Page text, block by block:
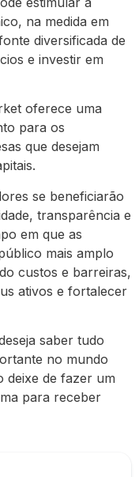
na medida em
diversificada de
e investir em
oferece uma
para os
que desejam
se beneficiarão
transparência e
em que as
mais amplo
custos e barreiras,
ativos e fortalecer
saber tudo
no mundo
deixe de fazer um
para receber